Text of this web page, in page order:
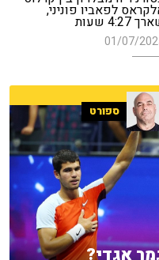
לפאביו פוניני,
4:27 שעות
01/07/
ספורט
אגדי?